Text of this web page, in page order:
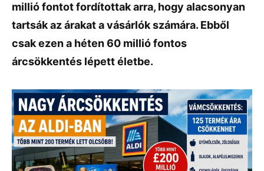
millió fontot fordítottak arra, hogy alacsonyan
tartsák az árakat a vásárlók számára. Ebből
csak ezen a héten 60 millió fontos
árcsökkentés lépett életbe.